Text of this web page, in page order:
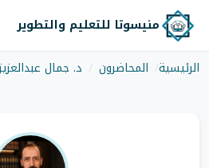
منيسوتا للتعليم والتطوير
الرئيسية
المحاضرون د. جمال